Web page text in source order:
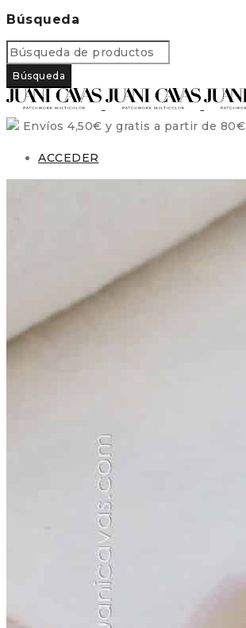
Búsqueda
Envíos 4,50€ y gratis a partir de 80€
ACCEDER